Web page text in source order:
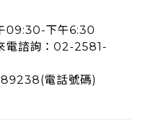
09:30-下午6:30
電諮詢：02-2581-
電話號碼)